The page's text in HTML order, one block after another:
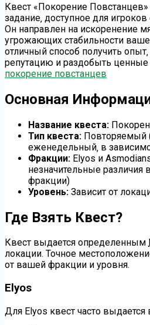
Квест «Покорение
задание‚ доступное для
Он направлен на искоренение
угрожающих стабильности
отличный способ получить
репутацию и раздобыть
покорение повстанцев
Основная
Название квеста:
Тип квеста:
еженедельный‚ в
Фракции: Elyos и
незначительные различия
фракции)
Уровень: Зависит от
Где Взять Квест?
Квест выдается определенным
локации. Точное
от вашей фракции и уровня.
Elyos
Для Elyos квест часто